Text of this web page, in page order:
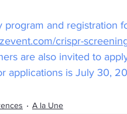
program and registration
crispr-
are also invited to
applications is July 30,
A la Une